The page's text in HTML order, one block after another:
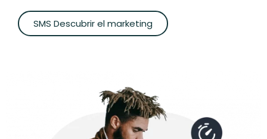
SMS Descubrir el marketing